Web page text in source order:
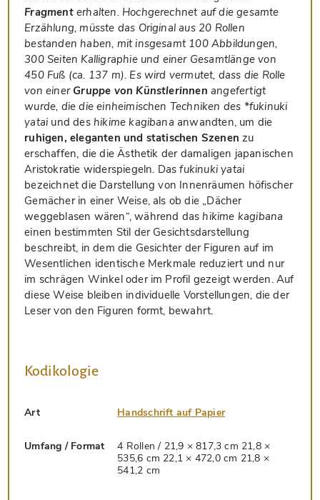
Fragmenterhalten. Hochgerechnet auf die gesamte
Erzählung, müsste das Original aus 20 Rollen
bestanden haben, mit insgesamt 100 Abbildungen,
300 Seiten Kalligraphie und einer Gesamtlänge von
450 Fuß (ca. 137 m). Es wird vermutet, dass die Rolle
von einer Gruppe von Künstlerinnen angefertigt
wurde, die die einheimischen Techniken des *fukinuki
yatai und des hikime kagibana anwandten, um die
ruhigen, eleganten und statischen Szenen zu
erschaffen, die die Ästhetik der damaligen japanischen
Aristokratie widerspiegeln. Dasfukinuki yatai
bezeichnet die Darstellung von Innenräumen höfischer
Gemächer in einer Weise, als ob die „Dächer
weggeblasen wären“, während dashikime kagibana
einen bestimmten Stil der Gesichtsdarstellung
beschreibt, in dem die Gesichter der Figuren auf im
Wesentlichen identische Merkmale reduziert und nur
im schrägen Winkel oder im Profil gezeigt werden. Auf
diese Weise bleiben individuelle Vorstellungen, die der
Leser von den Figuren formt, bewahrt.
Kodikologie
Art Handschrift auf Papier
Umfang / Format
4 Rollen / 21,9 × 817,3 cm 21,8 ×
535,6 cm 22,1 × 472,0 cm 21,8 ×
541,2 cm